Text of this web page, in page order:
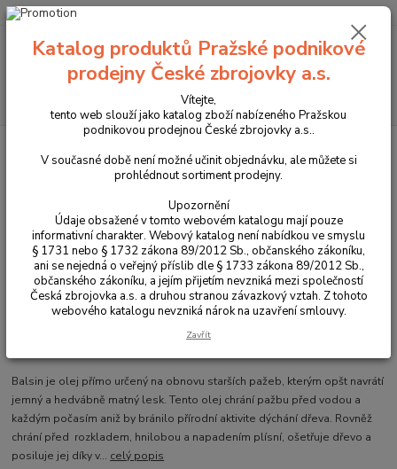
Menu
+420 225 375 800
světle hnědý
Olej na pažby Ballistol Balsin
světle hnědý
Balsin je olej přímo určený na obnovu starších pažeb, kterým opšt navrátí
jemný a hedvábně matný lesk. Tento olej chrání pažbu před vodou a
každým počasím aniž by bránilo přírodní aktivite dýchání dřeva. Rovněž
chrání před rozkladem, hnilobou a napadením plísní, ošetřuje dřevo a
posiluje jej díky v... celý popis
Katalog produktů Pražské podnikové
prodejny České zbrojovky a.s.
Vítejte,
tento web slouží jako katalog zboží nabízeného Pražskou
podnikovou prodejnou České zbrojovky a.s..
V současné době není možné učinit objednávku, ale můžete si
prohlédnout sortiment prodejny.
Upozornění
Údaje obsažené v tomto webovém katalogu mají pouze
informativní charakter. Webový katalog není nabídkou ve smyslu
§ 1731 nebo § 1732 zákona 89/2012 Sb., občanského zákoníku,
ani se nejedná o veřejný příslib dle § 1733 zákona 89/2012 Sb.,
občanského zákoníku, a jejím přijetím nevzniká mezi společností
Česká zbrojovka a.s. a druhou stranou závazkový vztah. Z tohoto
webového katalogu nevzniká nárok na uzavření smlouvy.
Zavřít